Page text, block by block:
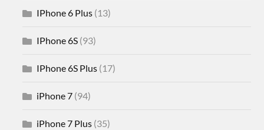
IPhone 6 Plus (13)
IPhone 6S (93)
IPhone 6S Plus (17)
iPhone 7 (94)
iPhone 7 Plus (35)